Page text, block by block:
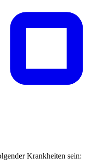
Krankheiten sein: